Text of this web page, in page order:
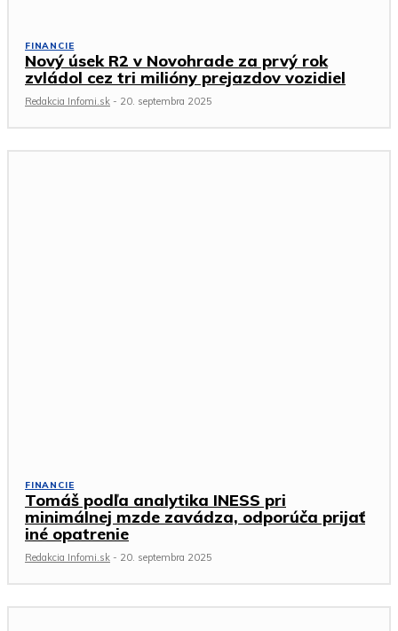
FINANCIE
Nový úsek R2 v Novohrade za prvý rok
zvládol cez tri milióny prejazdov vozidiel
Redakcia Infomi.sk - 20. septembra 2025
FINANCIE
Tomáš podľa analytika INESS pri
minimálnej mzde zavádza, odporúča prijať
iné opatrenie
Redakcia Infomi.sk - 20. septembra 2025